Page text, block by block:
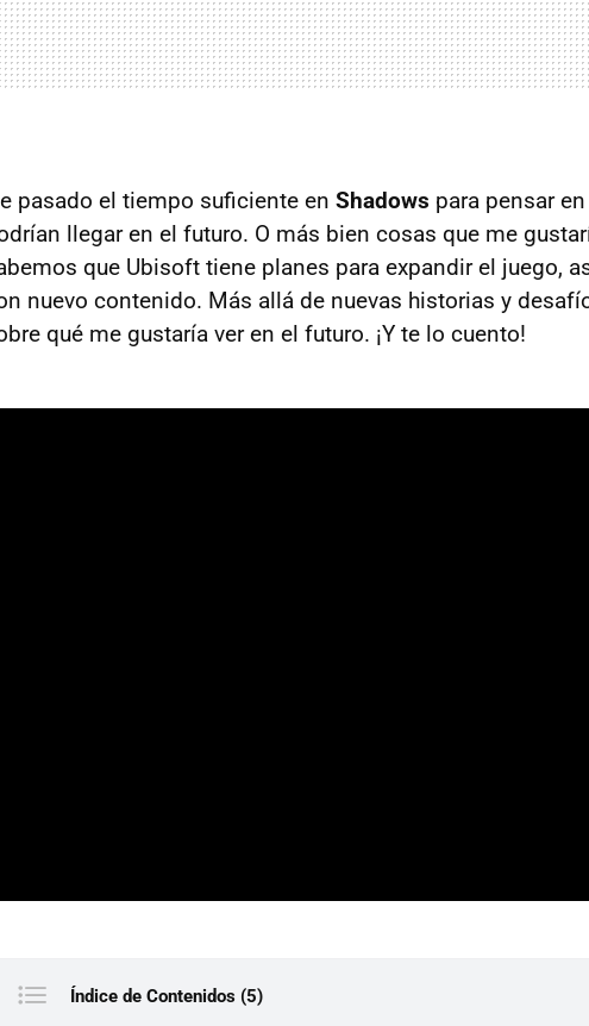
pasado el tiempo suficiente en Shadows para pensar
llegar en el futuro. O más bien cosas que me
que Ubisoft tiene planes para expandir el juego,
nuevo contenido. Más allá de nuevas historias y
qué me gustaría ver en el futuro. ¡Y te lo cuento!
Índice de Contenidos (5)